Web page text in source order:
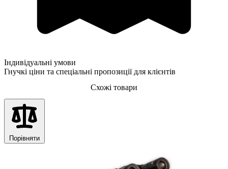
Індивідуальні умови
Гнучкі ціни та спеціальні пропозиції для клієнтів
Схожі товари
Порівняти